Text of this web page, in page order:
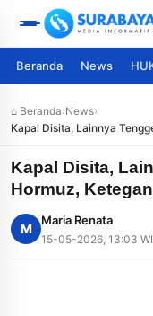
Beranda News
⌂ Beranda›News›
Kapal Disita, Lainnya
Meningkat
Kapal Disita,
Hormuz,
M
Maria Renata
15-05-2026, 13:03